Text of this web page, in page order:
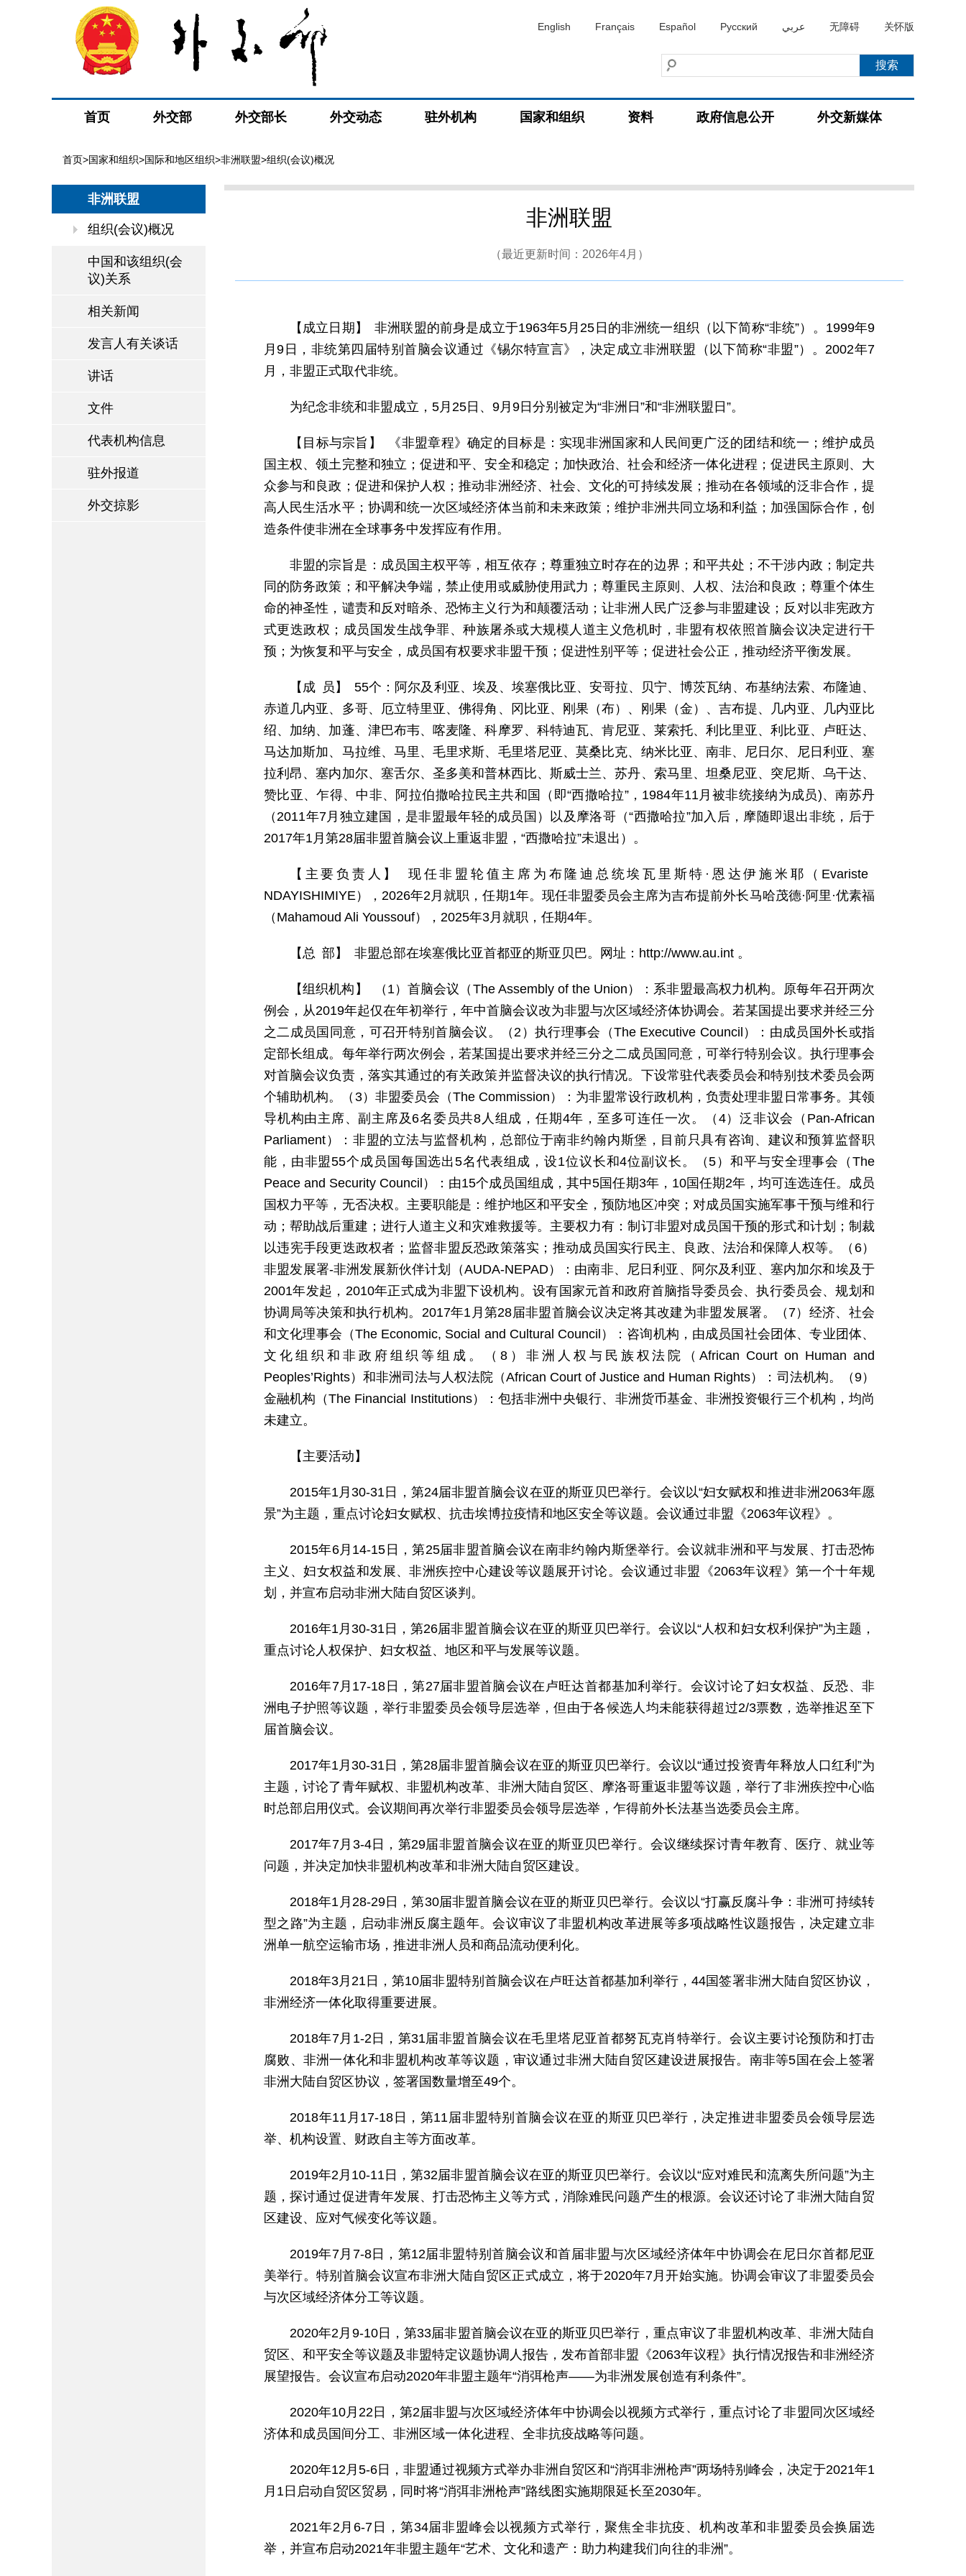
English Français Español Русский عربي 无障碍 关怀版
首页 外交部 外交部长 外交动态 驻外机构 国家和组织 资料 政府信息公开 外交新媒体
首页>国家和组织>国际和地区组织>非洲联盟>组织(会议)概况
非洲联盟
组织(会议)概况
中国和该组织(会
议)关系
相关新闻
发言人有关谈话
讲话
文件
代表机构信息
驻外报道
外交掠影
非洲联盟
（最近更新时间：2026年4月）
【成立日期】 非洲联盟的前身是成立于1963年5月25日的非洲统一组织（以下简称“非统”）。1999年9
月9日，非统第四届特别首脑会议通过《锡尔特宣言》，决定成立非洲联盟（以下简称“非盟”）。2002年7
月，非盟正式取代非统。
为纪念非统和非盟成立，5月25日、9月9日分别被定为“非洲日”和“非洲联盟日”。
【目标与宗旨】 《非盟章程》确定的目标是：实现非洲国家和人民间更广泛的团结和统一；维护成员
国主权、领土完整和独立；促进和平、安全和稳定；加快政治、社会和经济一体化进程；促进民主原则、大
众参与和良政；促进和保护人权；推动非洲经济、社会、文化的可持续发展；推动在各领域的泛非合作，提
高人民生活水平；协调和统一次区域经济体当前和未来政策；维护非洲共同立场和利益；加强国际合作，创
造条件使非洲在全球事务中发挥应有作用。
非盟的宗旨是：成员国主权平等，相互依存；尊重独立时存在的边界；和平共处；不干涉内政；制定共
同的防务政策；和平解决争端，禁止使用或威胁使用武力；尊重民主原则、人权、法治和良政；尊重个体生
命的神圣性，谴责和反对暗杀、恐怖主义行为和颠覆活动；让非洲人民广泛参与非盟建设；反对以非宪政方
式更迭政权；成员国发生战争罪、种族屠杀或大规模人道主义危机时，非盟有权依照首脑会议决定进行干
预；为恢复和平与安全，成员国有权要求非盟干预；促进性别平等；促进社会公正，推动经济平衡发展。
【成 员】 55个：阿尔及利亚、埃及、埃塞俄比亚、安哥拉、贝宁、博茨瓦纳、布基纳法索、布隆迪、
赤道几内亚、多哥、厄立特里亚、佛得角、冈比亚、刚果（布）、刚果（金）、吉布提、几内亚、几内亚比
绍、加纳、加蓬、津巴布韦、喀麦隆、科摩罗、科特迪瓦、肯尼亚、莱索托、利比里亚、利比亚、卢旺达、
马达加斯加、马拉维、马里、毛里求斯、毛里塔尼亚、莫桑比克、纳米比亚、南非、尼日尔、尼日利亚、塞
拉利昂、塞内加尔、塞舌尔、圣多美和普林西比、斯威士兰、苏丹、索马里、坦桑尼亚、突尼斯、乌干达、
赞比亚、乍得、中非、阿拉伯撒哈拉民主共和国（即“西撒哈拉”，1984年11月被非统接纳为成员)、南苏丹
（2011年7月独立建国，是非盟最年轻的成员国）以及摩洛哥（“西撒哈拉”加入后，摩随即退出非统，后于
2017年1月第28届非盟首脑会议上重返非盟，“西撒哈拉”未退出）。
【主要负责人】 现任非盟轮值主席为布隆迪总统埃瓦里斯特·恩达伊施米耶（Evariste
NDAYISHIMIYE），2026年2月就职，任期1年。现任非盟委员会主席为吉布提前外长马哈茂德·阿里·优素福
（Mahamoud Ali Youssouf），2025年3月就职，任期4年。
【总 部】 非盟总部在埃塞俄比亚首都亚的斯亚贝巴。网址：http://www.au.int 。
【组织机构】 （1）首脑会议（The Assembly of the Union）：系非盟最高权力机构。原每年召开两次
例会，从2019年起仅在年初举行，年中首脑会议改为非盟与次区域经济体协调会。若某国提出要求并经三分
之二成员国同意，可召开特别首脑会议。（2）执行理事会（The Executive Council）：由成员国外长或指
定部长组成。每年举行两次例会，若某国提出要求并经三分之二成员国同意，可举行特别会议。执行理事会
对首脑会议负责，落实其通过的有关政策并监督决议的执行情况。下设常驻代表委员会和特别技术委员会两
个辅助机构。（3）非盟委员会（The Commission）：为非盟常设行政机构，负责处理非盟日常事务。其领
导机构由主席、副主席及6名委员共8人组成，任期4年，至多可连任一次。（4）泛非议会（Pan-African
Parliament）：非盟的立法与监督机构，总部位于南非约翰内斯堡，目前只具有咨询、建议和预算监督职
能，由非盟55个成员国每国选出5名代表组成，设1位议长和4位副议长。（5）和平与安全理事会（The
Peace and Security Council）：由15个成员国组成，其中5国任期3年，10国任期2年，均可连选连任。成员
国权力平等，无否决权。主要职能是：维护地区和平安全，预防地区冲突；对成员国实施军事干预与维和行
动；帮助战后重建；进行人道主义和灾难救援等。主要权力有：制订非盟对成员国干预的形式和计划；制裁
以违宪手段更迭政权者；监督非盟反恐政策落实；推动成员国实行民主、良政、法治和保障人权等。（6）
非盟发展署-非洲发展新伙伴计划（AUDA-NEPAD）：由南非、尼日利亚、阿尔及利亚、塞内加尔和埃及于
2001年发起，2010年正式成为非盟下设机构。设有国家元首和政府首脑指导委员会、执行委员会、规划和
协调局等决策和执行机构。2017年1月第28届非盟首脑会议决定将其改建为非盟发展署。（7）经济、社会
和文化理事会（The Economic, Social and Cultural Council）：咨询机构，由成员国社会团体、专业团体、
文化组织和非政府组织等组成。（8）非洲人权与民族权法院（African Court on Human and
Peoples’Rights）和非洲司法与人权法院（African Court of Justice and Human Rights）：司法机构。（9）
金融机构（The Financial Institutions）：包括非洲中央银行、非洲货币基金、非洲投资银行三个机构，均尚
未建立。
【主要活动】
2015年1月30-31日，第24届非盟首脑会议在亚的斯亚贝巴举行。会议以“妇女赋权和推进非洲2063年愿
景”为主题，重点讨论妇女赋权、抗击埃博拉疫情和地区安全等议题。会议通过非盟《2063年议程》。
2015年6月14-15日，第25届非盟首脑会议在南非约翰内斯堡举行。会议就非洲和平与发展、打击恐怖
主义、妇女权益和发展、非洲疾控中心建设等议题展开讨论。会议通过非盟《2063年议程》第一个十年规
划，并宣布启动非洲大陆自贸区谈判。
2016年1月30-31日，第26届非盟首脑会议在亚的斯亚贝巴举行。会议以“人权和妇女权利保护”为主题，
重点讨论人权保护、妇女权益、地区和平与发展等议题。
2016年7月17-18日，第27届非盟首脑会议在卢旺达首都基加利举行。会议讨论了妇女权益、反恐、非
洲电子护照等议题，举行非盟委员会领导层选举，但由于各候选人均未能获得超过2/3票数，选举推迟至下
届首脑会议。
2017年1月30-31日，第28届非盟首脑会议在亚的斯亚贝巴举行。会议以“通过投资青年释放人口红利”为
主题，讨论了青年赋权、非盟机构改革、非洲大陆自贸区、摩洛哥重返非盟等议题，举行了非洲疾控中心临
时总部启用仪式。会议期间再次举行非盟委员会领导层选举，乍得前外长法基当选委员会主席。
2017年7月3-4日，第29届非盟首脑会议在亚的斯亚贝巴举行。会议继续探讨青年教育、医疗、就业等
问题，并决定加快非盟机构改革和非洲大陆自贸区建设。
2018年1月28-29日，第30届非盟首脑会议在亚的斯亚贝巴举行。会议以“打赢反腐斗争：非洲可持续转
型之路”为主题，启动非洲反腐主题年。会议审议了非盟机构改革进展等多项战略性议题报告，决定建立非
洲单一航空运输市场，推进非洲人员和商品流动便利化。
2018年3月21日，第10届非盟特别首脑会议在卢旺达首都基加利举行，44国签署非洲大陆自贸区协议，
非洲经济一体化取得重要进展。
2018年7月1-2日，第31届非盟首脑会议在毛里塔尼亚首都努瓦克肖特举行。会议主要讨论预防和打击
腐败、非洲一体化和非盟机构改革等议题，审议通过非洲大陆自贸区建设进展报告。南非等5国在会上签署
非洲大陆自贸区协议，签署国数量增至49个。
2018年11月17-18日，第11届非盟特别首脑会议在亚的斯亚贝巴举行，决定推进非盟委员会领导层选
举、机构设置、财政自主等方面改革。
2019年2月10-11日，第32届非盟首脑会议在亚的斯亚贝巴举行。会议以“应对难民和流离失所问题”为主
题，探讨通过促进青年发展、打击恐怖主义等方式，消除难民问题产生的根源。会议还讨论了非洲大陆自贸
区建设、应对气候变化等议题。
2019年7月7-8日，第12届非盟特别首脑会议和首届非盟与次区域经济体年中协调会在尼日尔首都尼亚
美举行。特别首脑会议宣布非洲大陆自贸区正式成立，将于2020年7月开始实施。协调会审议了非盟委员会
与次区域经济体分工等议题。
2020年2月9-10日，第33届非盟首脑会议在亚的斯亚贝巴举行，重点审议了非盟机构改革、非洲大陆自
贸区、和平安全等议题及非盟特定议题协调人报告，发布首部非盟《2063年议程》执行情况报告和非洲经济
展望报告。会议宣布启动2020年非盟主题年“消弭枪声——为非洲发展创造有利条件”。
2020年10月22日，第2届非盟与次区域经济体年中协调会以视频方式举行，重点讨论了非盟同次区域经
济体和成员国间分工、非洲区域一体化进程、全非抗疫战略等问题。
2020年12月5-6日，非盟通过视频方式举办非洲自贸区和“消弭非洲枪声”两场特别峰会，决定于2021年1
月1日启动自贸区贸易，同时将“消弭非洲枪声”路线图实施期限延长至2030年。
2021年2月6-7日，第34届非盟峰会以视频方式举行，聚焦全非抗疫、机构改革和非盟委员会换届选
举，并宣布启动2021年非盟主题年“艺术、文化和遗产：助力构建我们向往的非洲”。